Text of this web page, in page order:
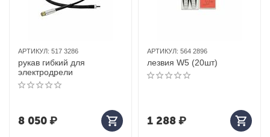
АРТИКУЛ: 517 3286
рукав гибкий для
электродрели
8 050₽
АРТИКУЛ: 564 2896
лезвия W5 (20шт)
1 288₽